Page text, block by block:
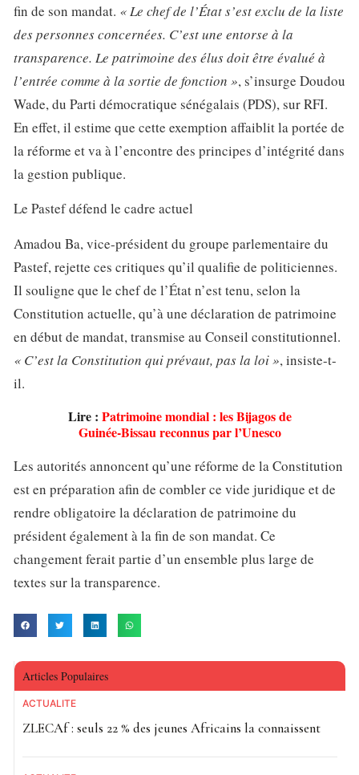
fin de son mandat. « Le chef de l’État s’est exclu de la liste
des personnes concernées. C’est une entorse à la
transparence. Le patrimoine des élus doit être évalué à
l’entrée comme à la sortie de fonction », s’insurge Doudou
Wade, du Parti démocratique sénégalais (PDS), sur RFI.
En effet, il estime que cette exemption affaiblit la portée de
la réforme et va à l’encontre des principes d’intégrité dans
la gestion publique.
Le Pastef défend le cadre actuel
Amadou Ba, vice-président du groupe parlementaire du
Pastef, rejette ces critiques qu’il qualifie de politiciennes.
Il souligne que le chef de l’État n’est tenu, selon la
Constitution actuelle, qu’à une déclaration de patrimoine
en début de mandat, transmise au Conseil constitutionnel.
« C’est la Constitution qui prévaut, pas la loi », insiste-t-
il.
Lire : Patrimoine mondial : les Bijagos de
Guinée-Bissau reconnus par l’Unesco
Les autorités annoncent qu’une réforme de la Constitution
est en préparation afin de combler ce vide juridique et de
rendre obligatoire la déclaration de patrimoine du
président également à la fin de son mandat. Ce
changement ferait partie d’un ensemble plus large de
textes sur la transparence.
Articles Populaires
ACTUALITE
ZLECAf : seuls 22 % des jeunes Africains la connaissent